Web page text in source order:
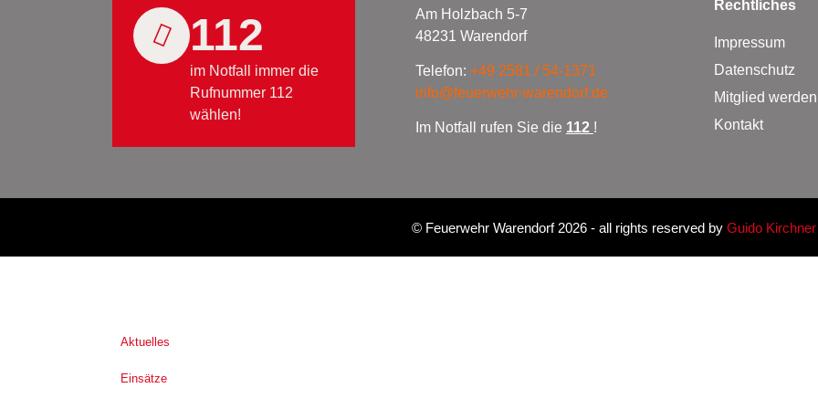
112
im Notfall immer die
Rufnummer 112
wählen!
Am Holzbach 5-7
48231 Warendorf
Telefon: +49 2581 / 54-1371
info@feuerwehr-warendorf.de
Im Notfall rufen Sie die 112 !
Rechtliches
Impressum
Datenschutz
Mitglied
Kontakt
© Feuerwehr Warendorf 2026- all rights reserved by Guido Kirchner
Aktuelles
Einsätze